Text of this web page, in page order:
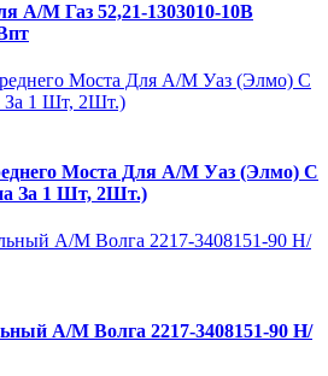
А/М Газ 52,21-1303010-10В
Моста Для А/М Уаз (Элмо) С
За 1 Шт, 2Шт.)
А/М Волга 2217-3408151-90 Н/